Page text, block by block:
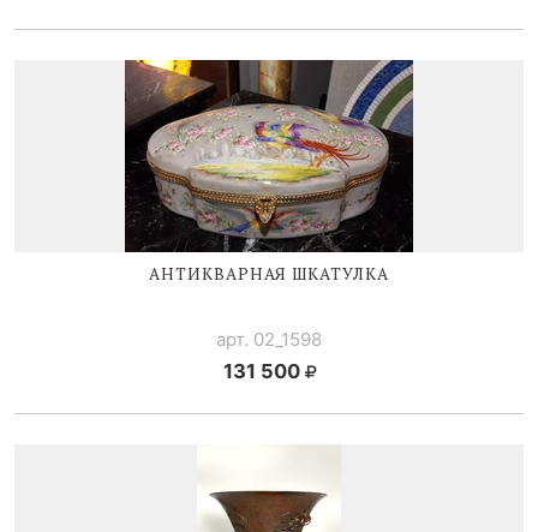
АНТИКВАРНАЯ ШКАТУЛКА
арт. 02_1598
131 500